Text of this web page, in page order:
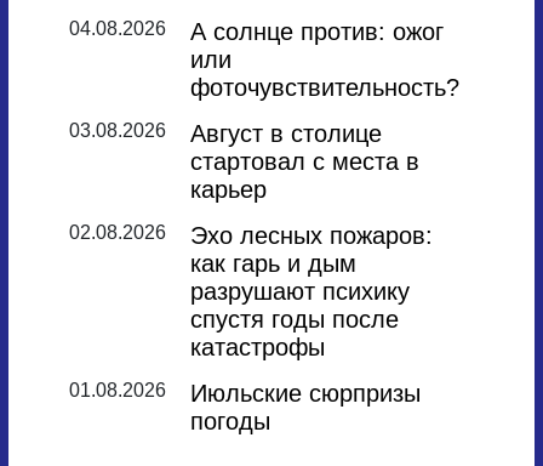
04.08.2026
А солнце против: ожог
или
фоточувствительность?
03.08.2026
Август в столице
стартовал с места в
карьер
02.08.2026
Эхо лесных пожаров:
как гарь и дым
разрушают психику
спустя годы после
катастрофы
01.08.2026
Июльские сюрпризы
погоды